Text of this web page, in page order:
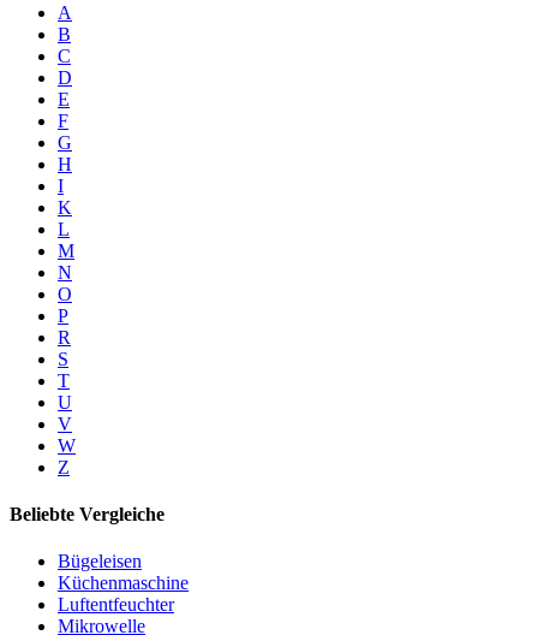
A
B
C
D
E
F
G
H
I
K
L
M
N
O
P
R
S
T
U
V
W
Z
Beliebte Vergleiche
Bügeleisen
Küchenmaschine
Luftentfeuchter
Mikrowelle